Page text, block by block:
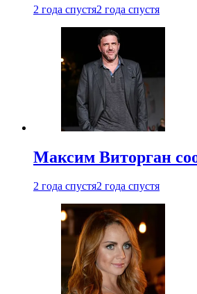
2 года спустя2 года спустя
Максим Виторган
2 года спустя2 года спустя